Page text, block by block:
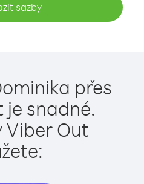
sazby
přes
je snadné.
Viber Out